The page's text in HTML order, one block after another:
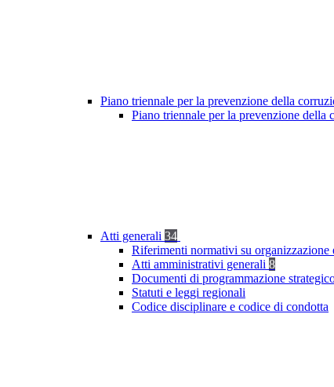
Piano triennale per la prevenzione della
Piano triennale per la prevenzione della
Atti generali 34
Riferimenti normativi su organizzazione
Atti amministrativi generali 8
Documenti di programmazione
Statuti e leggi regionali
Codice disciplinare e codice di condotta